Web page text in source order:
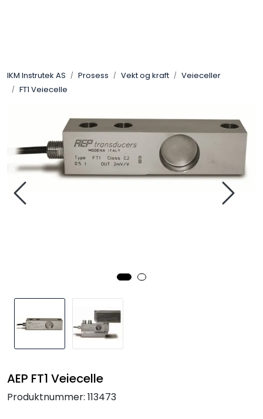
IKM Instrutek AS Prosess Vekt og kraft
Veieceller
FT1 Veiecelle
AEP FT1 Veiecelle
Produktnummer: 113473
Elektro
Prosess
Frekvensomformere
Navigasjon & Kommunikasjon
Maskinvern & Instrumentering
Tilbehør